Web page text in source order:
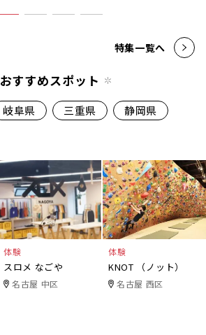
特集一覧へ
おすすめスポット
岐阜県 三重県 静岡県
体験
スロメ なごや
名古屋 中区
体験
KNOT （ノット）
名古屋 西区